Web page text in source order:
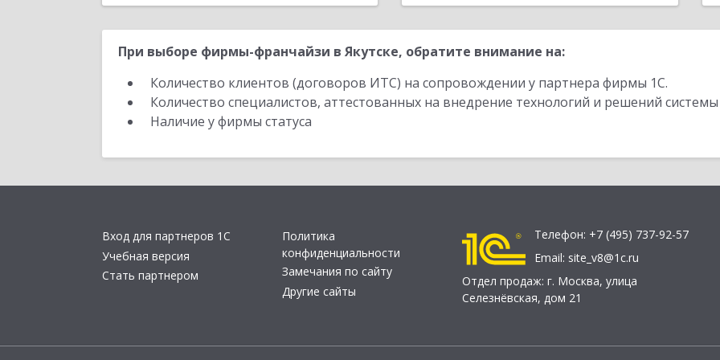
При выборе фирмы-франчайзи в Якутске, обратите внимание на:
Количество клиентов (договоров ИТС) на сопровождении у партнера фирмы 1С.
Количество специалистов, аттестованных на внедрение технологий и решений
Наличие у фирмы статуса
Вход для партнеров 1С
Учебная версия
Стать партнером
Политика
конфиденциальности
Замечания по сайту
Другие сайты
Телефон: +7 (495) 737-92-57
Email: site_v8@1c.ru
Отдел продаж: г. Москва, улица
Селезнёвская, дом 21